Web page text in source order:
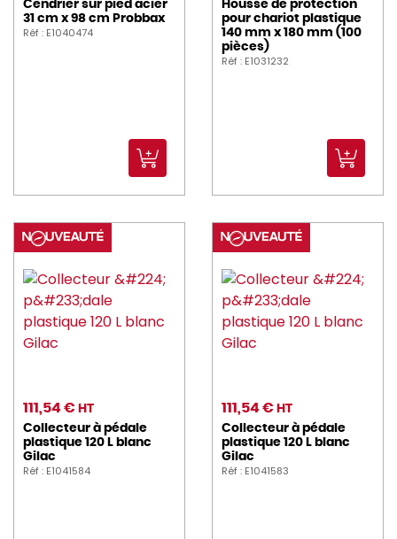
Cendrier sur pied acier
31 cm x 98 cm Probbax
Réf : E1040474
Housse de protection
pour chariot plastique
140 mm x 180 mm (100
pièces)
Réf : E1031232
111,54 € HT
Collecteur à pédale
plastique 120 L blanc
Gilac
Réf : E1041584
111,54 € HT
Collecteur à pédale
plastique 120 L blanc
Gilac
Réf : E1041583